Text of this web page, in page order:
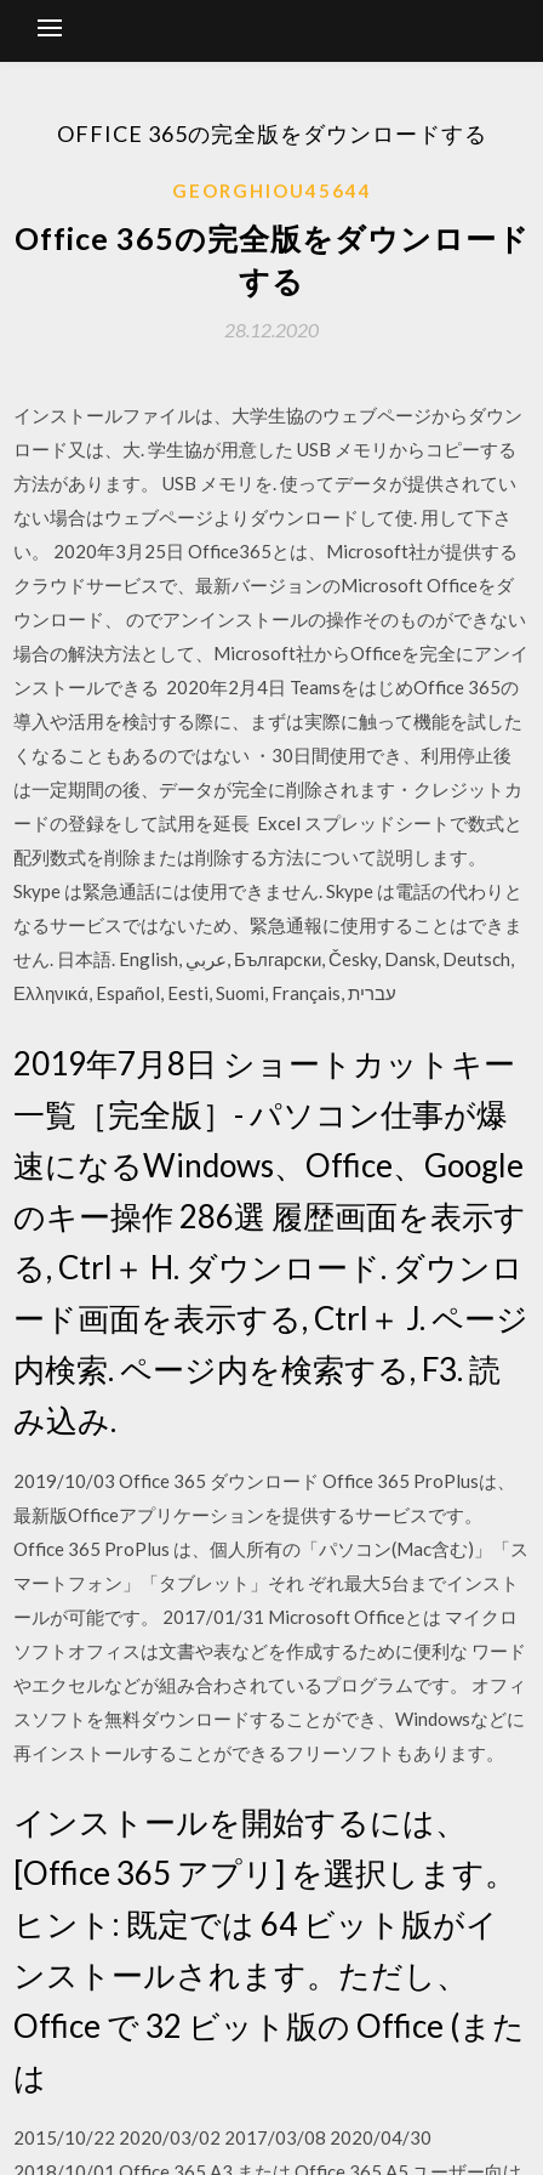
OFFICE 365の完全版をダウンロードする
GEORGHIOU45644
Office 365の完全版をダウンロード
する
28.12.2020
インストールファイルは、大学生協のウェブページからダウン
ロード又は、大. 学生協が用意した USB メモリからコピーする
方法があります。 USB メモリを. 使ってデータが提供されてい
ない場合はウェブページよりダウンロードして使. 用して下さ
い。 2020年3月25日 Office365とは、Microsoft社が提供する
クラウドサービスで、最新バージョンのMicrosoft Officeをダ
ウンロード、 のでアンインストールの操作そのものができない
場合の解決方法として、Microsoft社からOfficeを完全にアンイ
ンストールできる 2020年2月4日 TeamsをはじめOffice 365の
導入や活用を検討する際に、まずは実際に触って機能を試した
くなることもあるのではない ・30日間使用でき、利用停止後
は一定期間の後、データが完全に削除されます・クレジットカ
ードの登録をして試用を延長 Excel スプレッドシートで数式と
配列数式を削除または削除する方法について説明します。
Skype は緊急通話には使用できません. Skype は電話の代わりと
なるサービスではないため、緊急通報に使用することはできま
せん. 日本語. English, عربي, Български, Česky, Dansk, Deutsch,
2019年7月8日 ショートカットキー
一覧［完全版］- パソコン仕事が爆
速になるWindows、Office、Google
のキー操作 286選 履歴画面を表示す
る, Ctrl＋ H. ダウンロード. ダウンロ
ード画面を表示する, Ctrl＋ J. ページ
内検索. ページ内を検索する, F3. 読
み込み.
2019/10/03 Office 365 ダウンロード Office 365 ProPlusは、
最新版Officeアプリケーションを提供するサービスです。
Office 365 ProPlus は、個人所有の「パソコン(Mac含む)」「ス
マートフォン」「タブレット」それ ぞれ最大5台までインスト
ールが可能です。 2017/01/31 Microsoft Officeとは マイクロ
ソフトオフィスは文書や表などを作成するために便利な ワード
やエクセルなどが組み合わされているプログラムです。 オフィ
スソフトを無料ダウンロードすることができ、Windowsなどに
再インストールすることができるフリーソフトもあります。
インストールを開始するには、
[Office 365 アプリ] を選択します。
ヒント: 既定では 64 ビット版がイ
ンストールされます。ただし、
Office で 32 ビット版の Office (また
は
2015/10/22 2020/03/02 2017/03/08 2020/04/30